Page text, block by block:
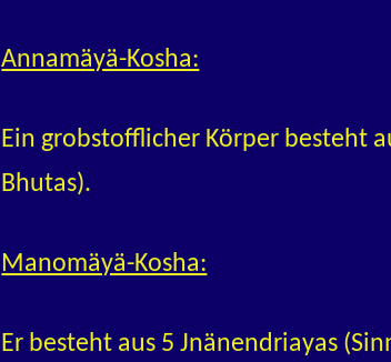
Annamäyä-Kosha:
Ein grobstofflicher Körper besteht
Bhutas).
Manomäyä-Kosha:
Er besteht aus 5 Jnänendriayas